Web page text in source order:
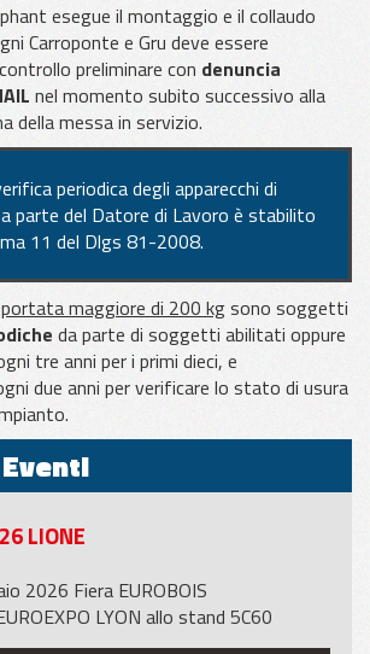
esegue il montaggio e il collaudo
Carroponte e Gru deve essere
preliminare con denuncia
nel momento subito successivo alla
della messa in servizio.
periodica degli apparecchi di
parte del Datore di Lavoro è stabilito
11 del Dlgs 81-2008.
portata maggiore di 200 kgsono soggetti
da parte di soggetti abilitati oppure
tre anni per i primi dieci, e
due anni per verificare lo stato di usura
LIONE
2026 Fiera EUROBOIS
LYON allo stand 5C60